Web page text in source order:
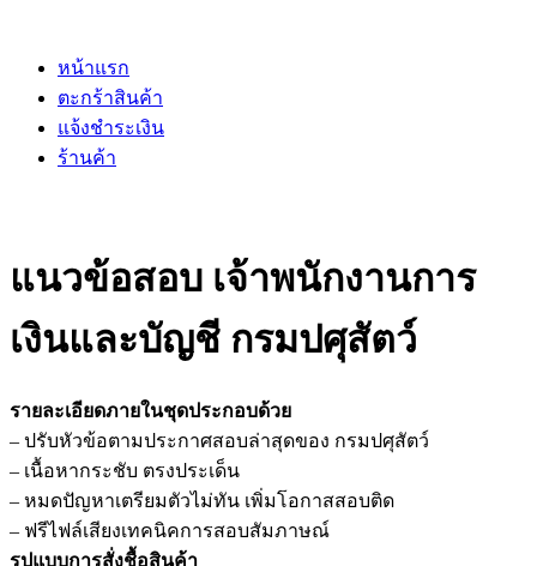
หน้าแรก
ตะกร้าสินค้า
แจ้งชำระเงิน
ร้านค้า
แนวข้อสอบ เจ้าพนักงานการ
เงินและบัญชี กรมปศุสัตว์
รายละเอียดภายในชุดประกอบด้วย
– ปรับหัวข้อตามประกาศสอบล่าสุดของ กรมปศุสัตว์
– เนื้อหากระชับ ตรงประเด็น
– หมดปัญหาเตรียมตัวไม่ทัน เพิ่มโอกาสสอบติด
– ฟรีไฟล์เสียงเทคนิคการสอบสัมภาษณ์
รูปแบบการสั่งชื้อสินค้า